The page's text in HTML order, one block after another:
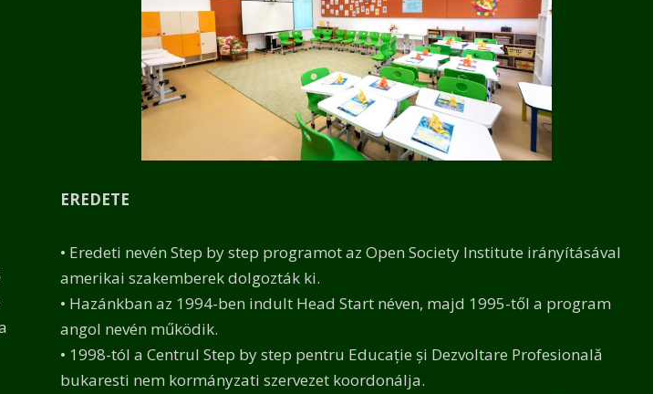
EREDETE
• Eredeti nevén Step by step programot az Open Society Institute irányításával
amerikai szakemberek dolgozták ki.
• Hazánkban az 1994-ben indult Head Start néven, majd 1995-től a program
angol nevén működik.
• 1998-tól a Centrul Step by step pentru Educație și Dezvoltare Profesională
bukaresti nem kormányzati szervezet koordonálja.